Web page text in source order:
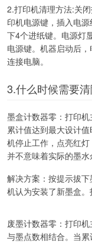
2.打印机清理方法:关
印机电源键，插入电
下4个进纸键。电源
电源键。机器启动后
连接电脑。
3.什么时候需要
墨盒计数器零：打印
累计值达到最大设计
机停止工作，点亮红
并不意味着实际的墨水
解决方案：按提示拔
机认为安装了新墨盒。
废墨计数器零：打印
与墨点数相结合。当